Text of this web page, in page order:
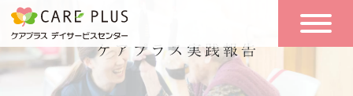
こんな方に
おすすめ
一日の流れ